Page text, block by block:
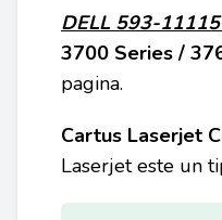
DELL 593-
3700 Series /
pagina.
Cartus Laserjet
Laserjet este un